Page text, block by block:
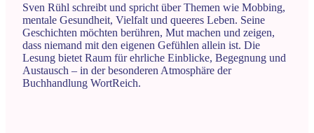
Sven Rühl schreibt und spricht über Themen wie Mobbing,
mentale Gesundheit, Vielfalt und queeres Leben. Seine
Geschichten möchten berühren, Mut machen und zeigen,
dass niemand mit den eigenen Gefühlen allein ist. Die
Lesung bietet Raum für ehrliche Einblicke, Begegnung und
Austausch – in der besonderen Atmosphäre der
Buchhandlung WortReich.